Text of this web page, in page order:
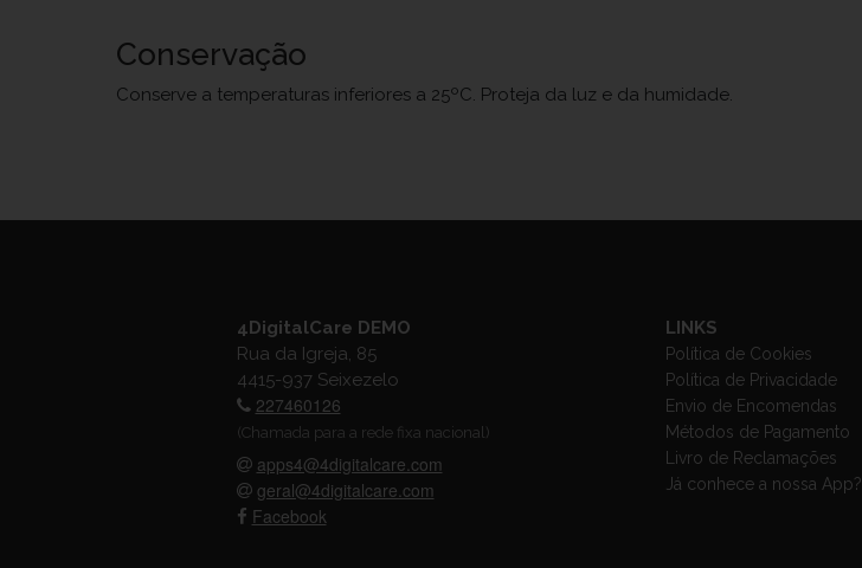
Conservação
Conserve a temperaturas inferiores a 25ºC. Proteja da luz e da humidade.
4DigitalCare DEMO
Rua da Igreja, 85
4415-937 Seixezelo
227460126
(Chamada para a rede fixa nacional)
apps4@4digitalcare.com
geral@4digitalcare.com
Facebook
LINKS
Política de Cookies
Política de Privacidade
Envio de Encomendas
Métodos de Pagamento
Livro de Reclamações
Já conhece a nossa App?